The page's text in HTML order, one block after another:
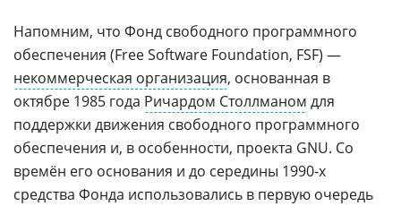
Напомним, что Фонд свободного программного
обеспечения (Free Software Foundation, FSF) —
некоммерческая организация, основанная в
октябре 1985 года Ричардом Столлманом для
поддержки движения свободного программного
обеспечения и, в особенности, проекта GNU. Со
времён его основания и до середины 1990-х
средства Фонда использовались в первую очередь